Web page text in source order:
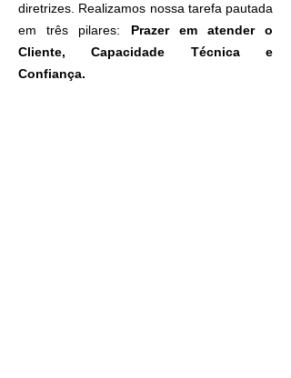
diretrizes. Realizamos nossa tarefa pautada
em três pilares: Prazer em atender o
Cliente, Capacidade Técnica e
Confiança.